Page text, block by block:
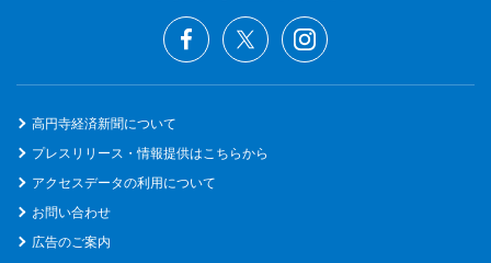
高円寺経済新聞について
プレスリリース・情報提供はこちらから
アクセスデータの利用について
お問い合わせ
広告のご案内